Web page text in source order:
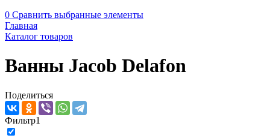
0 Сравнить выбранные элементы
Главная
Каталог товаров
Ванны Jacob Delafon
Поделиться
Фильтр1